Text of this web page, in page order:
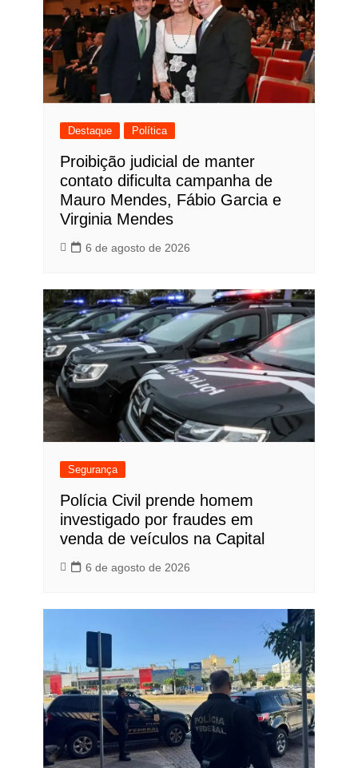
Destaque Política
Proibição judicial de manter
contato dificulta campanha de
Mauro Mendes, Fábio Garcia e
Virginia Mendes
6 de agosto de 2026
Segurança
Polícia Civil prende homem
investigado por fraudes em
venda de veículos na Capital
6 de agosto de 2026